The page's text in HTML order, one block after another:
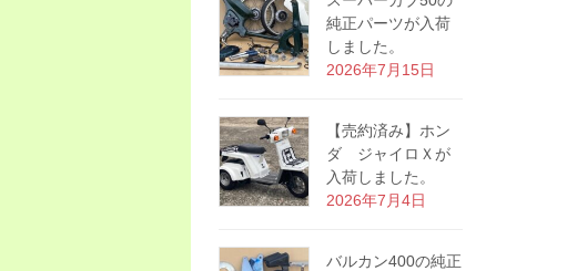
純正パーツが入荷
しました。
2026年7月15日
【売約済み】ホン
ダ ジャイロＸが
入荷しました。
2026年7月4日
バルカン400の純正